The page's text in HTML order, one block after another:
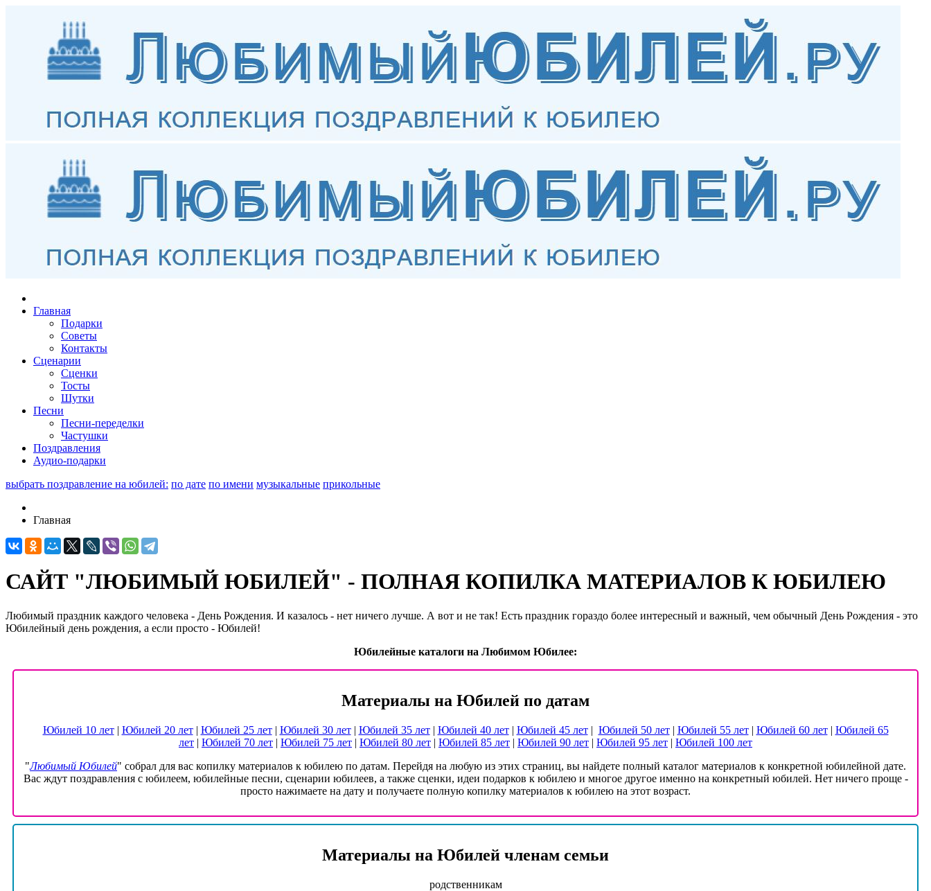
Главная
Подарки
Советы
Контакты
Сценарии
Сценки
Тосты
Шутки
Песни
Песни-переделки
Частушки
Поздравления
Аудио-подарки
выбрать поздравление на юбилей: по дате по имени музыкальные прикольные
Главная
САЙТ "ЛЮБИМЫЙ ЮБИЛЕЙ" - ПОЛНАЯ КОПИЛКА МАТЕРИАЛОВ К ЮБИЛЕЮ
Любимый праздник каждого человека - День Рождения. И казалось - нет ничего лучше. А вот и не так! Есть праздник гораздо более интересный и важный, чем обычный День Рождения - это
Юбилейный день рождения, а если просто - Юбилей!
Юбилейные каталоги на Любимом Юбилее:
Материалы на Юбилей по датам
Юбилей 10 лет| Юбилей 20 лет| Юбилей 25 лет| Юбилей 30 лет| Юбилей 35 лет| Юбилей 40 лет| Юбилей 45 лет| Юбилей 50 лет| Юбилей 55 лет| Юбилей 60 лет| Юбилей 65
лет | Юбилей 70 лет | Юбилей 75 лет | Юбилей 80 лет | Юбилей 85 лет | Юбилей 90 лет | Юбилей 95 лет | Юбилей 100 лет
"Любимый Юбилей" собрал для вас копилку материалов к юбилею по датам. Перейдя на любую из этих страниц, вы найдете полный каталог материалов к конкретной юбилейной дате.
Вас ждут поздравления с юбилеем, юбилейные песни, сценарии юбилеев, а также сценки, идеи подарков к юбилею и многое другое именно на конкретный юбилей. Нет ничего проще -
просто нажимаете на дату и получаете полную копилку материалов к юбилею на этот возраст.
Материалы на Юбилей членам семьи
родственникам